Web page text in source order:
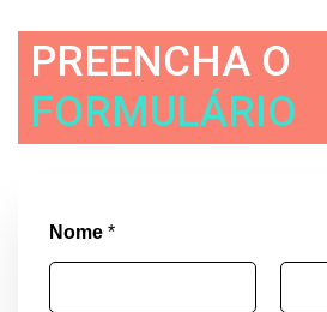
PREENCHA O
FORMULÁRIO
Nome *